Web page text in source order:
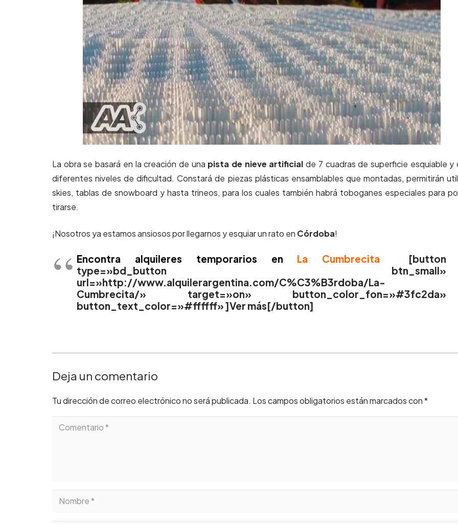
La obra se basará en la creación de una pista de nieve artificial de 7 cuadras de superficie esquiable y
diferentes niveles de dificultad. Constará de piezas plásticas ensamblables que montadas, permitirán
skies, tablas de snowboard y hasta trineos, para los cuales también habrá toboganes especiales para
tirarse.
¡Nosotros ya estamos ansiosos por llegarnos y esquiar un rato en Córdoba!
Encontra alquileres temporarios en La Cumbrecita [button
type=»bd_button btn_small»
url=»http://www.alquilerargentina.com/C%C3%B3rdoba/La-
Cumbrecita/» target=»on» button_color_fon=»#3fc2da»
button_text_color=»#ffffff» ]Ver más[/button]
Deja un comentario
Tu dirección de correo electrónico no será publicada. Los campos obligatorios están marcados con*